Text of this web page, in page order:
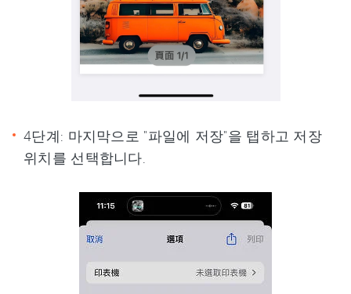
4단계: 마지막으로 "파일에 저장"을 탭하고 저장
위치를 선택합니다.